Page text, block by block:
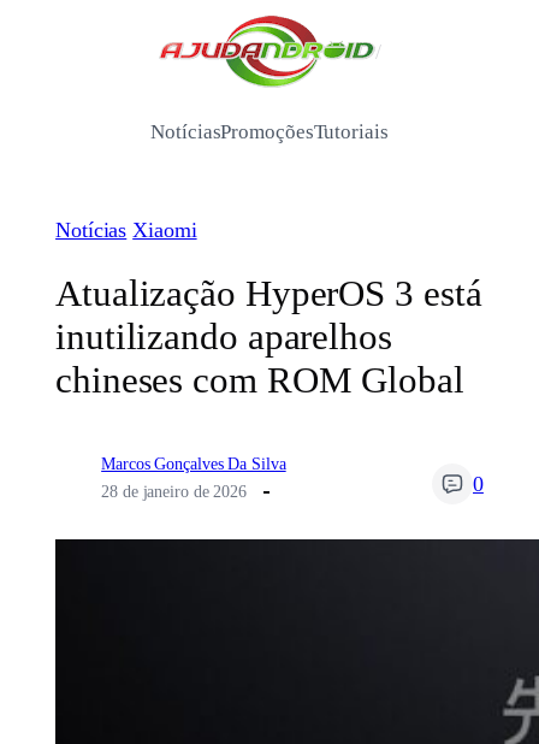
/
NotíciasPromoçõesTutoriais
Notícias Xiaomi
Atualização HyperOS 3 está
inutilizando aparelhos
chineses com ROM Global
Marcos Gonçalves Da Silva
28 de janeiro de 2026
0